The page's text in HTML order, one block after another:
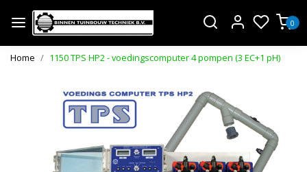
0
Home 1150 TPS HP2 - voedingscomputer 4 pompen (3 EC+1 pH)